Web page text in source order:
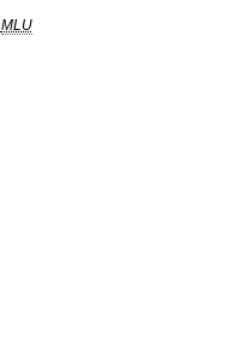
MLU